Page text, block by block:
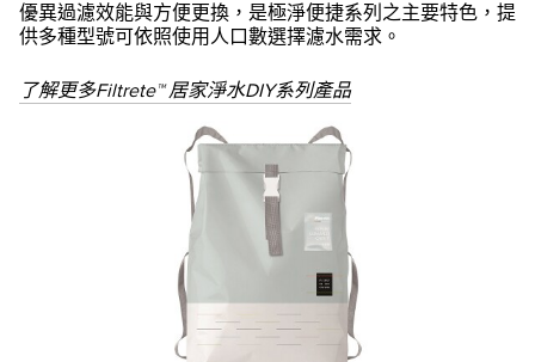
優異過濾效能與方便更換，是極淨便捷系列之主要特色，提
供多種型號可依照使用人口數選擇濾水需求。
了解更多Filtrete™ 居家淨水DIY系列產品